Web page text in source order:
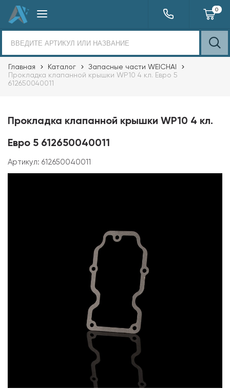
0
Главная Каталог
Запасные части WEICHAI
Прокладка клапанной крышки WP10 4 кл. Евро 5
612650040011
Прокладка клапанной крышки WP10 4 кл.
Евро 5 612650040011
Артикул: 612650040011